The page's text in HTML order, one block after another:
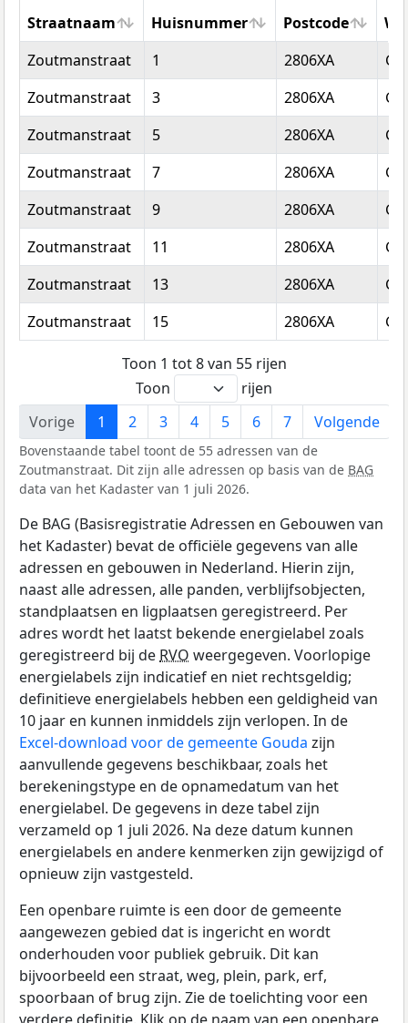
Straatnaam Huisnummer Postcode
Straatnaam
Huisnummer Postcode
Zoutmanstraat 1 2806XA
Zoutmanstraat
3 2806XA
Zoutmanstraat
5 2806XA
Zoutmanstraat
7 2806XA
Zoutmanstraat
9 2806XA
Zoutmanstraat
11 2806XA
Zoutmanstraat
13 2806XA
Zoutmanstraat
15 2806XA
Toon 1 tot 8 van 55 rijen
Toon
rijen
Vorige
1 2 3 4 5 6 7 Volgende
Bovenstaande tabel toont de 55 adressen van de
Zoutmanstraat. Dit zijn alle adressen op basis van de BAG
data van het Kadaster van 1 juli 2026.
De BAG (Basisregistratie Adressen en Gebouwen van
het Kadaster) bevat de officiële gegevens van alle
adressen en gebouwen in Nederland. Hierin zijn,
naast alle adressen, alle panden, verblijfsobjecten,
standplaatsen en ligplaatsen geregistreerd. Per
adres wordt het laatst bekende energielabel zoals
geregistreerd bij de RVO weergegeven. Voorlopige
energielabels zijn indicatief en niet rechtsgeldig;
definitieve energielabels hebben een geldigheid van
10 jaar en kunnen inmiddels zijn verlopen. In de
Excel-download voor de gemeente Gouda zijn
aanvullende gegevens beschikbaar, zoals het
berekeningstype en de opnamedatum van het
energielabel. De gegevens in deze tabel zijn
verzameld op 1 juli 2026. Na deze datum kunnen
energielabels en andere kenmerken zijn gewijzigd of
opnieuw zijn vastgesteld.
Een openbare ruimte is een door de gemeente
aangewezen gebied dat is ingericht en wordt
onderhouden voor publiek gebruik. Dit kan
bijvoorbeeld een straat, weg, plein, park, erf,
spoorbaan of brug zijn. Zie de toelichting voor een